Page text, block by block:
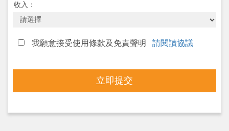
收入：
我願意接受使用條款及免責聲明 請閱讀協議